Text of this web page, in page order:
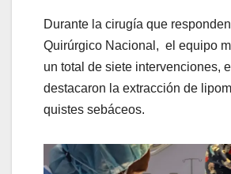
Durante la cirugía que
Quirúrgico Nacional, el equipo
un total de siete intervenciones,
destacaron la extracción de
quistes sebáceos.